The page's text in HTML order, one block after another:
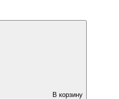
В корзину